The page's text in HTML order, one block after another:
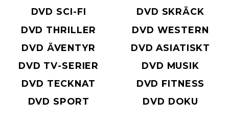
DVD SCI-FI
DVD SKRÄCK
DVD THRILLER
DVD WESTERN
DVD ÄVENTYR
DVD ASIATISKT
DVD TV-SERIER
DVD MUSIK
DVD TECKNAT
DVD FITNESS
DVD SPORT
DVD DOKU